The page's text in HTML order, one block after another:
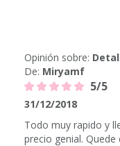
Opinión sobre:
De: Miryamf
5/5
31/12/2018
Todo muy rapido y
precio genial. Quede